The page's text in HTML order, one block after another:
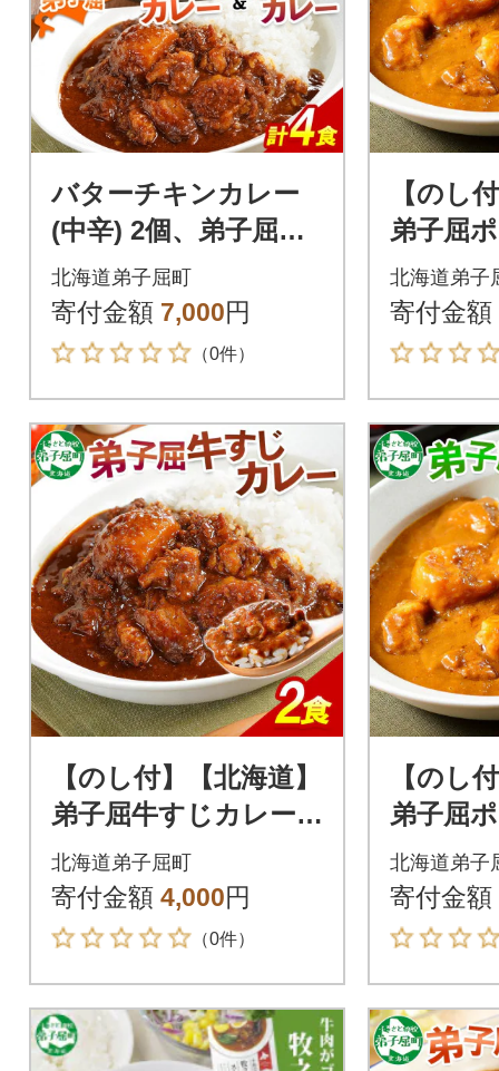
バターチキンカレー
(中辛) 2個、弟子屈牛
すじカレー(中辛) 2個
3754
北海道弟子屈町
寄付金額 7,000円
（0件）
【のし
弟子屈
(中辛)
北海道弟子
寄付金額
【のし付】【北海道】
弟子屈牛すじカレー
(中辛) 2個 3743
北海道弟子屈町
寄付金額 4,000円
（0件）
【のし
弟子屈
(中辛) 5
北海道弟子
寄付金額